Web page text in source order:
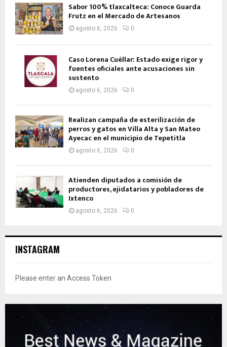
Sabor 100% tlaxcalteca: Conoce Guarda
Frutz en el Mercado de Artesanos
agosto 6, 2026 0
Caso Lorena Cuéllar: Estado exige rigor y
fuentes oficiales ante acusaciones sin
sustento
agosto 6, 2026 0
Realizan campaña de esterilización de
perros y gatos en Villa Alta y San Mateo
Ayecac en el municipio de Tepetitla
agosto 6, 2026 0
Atienden diputados a comisión de
productores, ejidatarios y pobladores de
Ixtenco
agosto 6, 2026 0
INSTAGRAM
Please enter an Access Token